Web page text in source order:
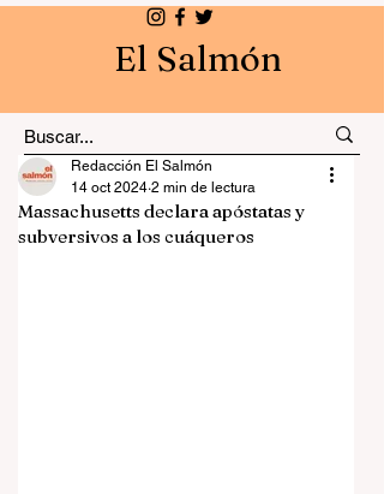
El Salmón
Massachusetts declara apóstatas y
subversivos a los cuáqueros
Redacción El Salmón
14 oct 2024 2 min de lectura